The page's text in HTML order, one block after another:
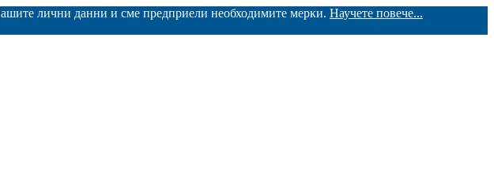
лични данни и сме предприели необходимите мерки. Научете повече...